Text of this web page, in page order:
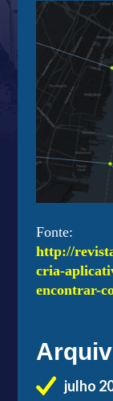
http://
cria-
encontrar-
julho